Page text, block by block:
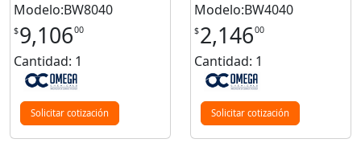
Modelo:BW8040
$9,10600
Cantidad: 1
Solicitar cotización
Modelo:BW4040
$2,14600
Cantidad: 1
Solicitar cotización